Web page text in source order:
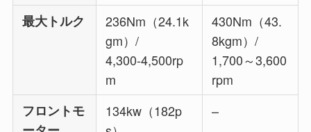
最大トルク
236Nm（24.1k
gm）/
4,300-4,500rp
m
430Nm（43.
8kgm）/
1,700～3,600
rpm
フロントモ
134kw（182p
–